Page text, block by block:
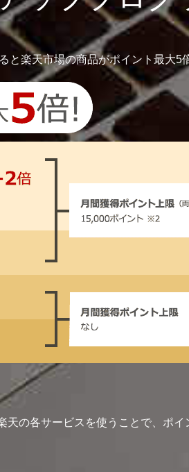
楽天市場の商品がポイント最大5
の各サービスを使うことで、ポイ